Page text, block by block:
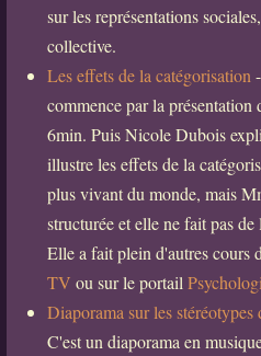
sur les représentations
collective.
Les effets de la catégorisation-
commence par la présentation
6min. Puis Nicole Dubois
illustre les effets de la
plus vivant du monde, mais
structurée et elle ne fait pas
Elle a fait plein d'autres cours
TV ou sur le portail
Diaporama sur les stéréotypes
C'est un diaporama en